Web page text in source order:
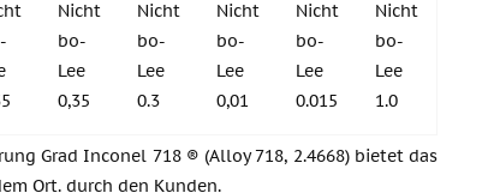
Nicht
bo-
Lee
0,35
Nicht
bo-
Lee
0.3
Nicht
bo-
Lee
0,01
Nicht
bo-
Lee
0.015
Nicht
bo-
Lee
1.0
Grad Inconel 718 ® (Alloy 718, 2.4668) bietet das
Ort. durch den Kunden.